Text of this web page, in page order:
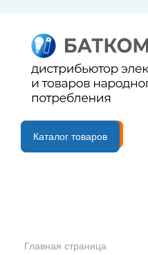
B2B портал
Каталог товаров
Главная страница